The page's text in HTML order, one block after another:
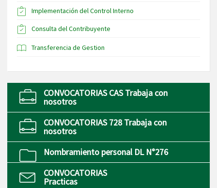
Implementación del Control Interno
Consulta del Contribuyente
Transferencia de Gestion
CONVOCATORIAS CAS Trabaja con
nosotros
CONVOCATORIAS 728 Trabaja con
nosotros
Nombramiento personal DL N°276
CONVOCATORIAS
Practicas